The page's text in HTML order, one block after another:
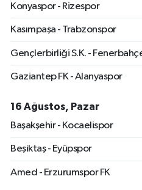
Konyaspor - Rizespor
Kasımpaşa - Trabzonspor
Gençlerbirliği S.K. -
Gaziantep FK - Alanyaspor
16 Ağustos, Pazar
Başakşehir - Kocaelispor
Beşiktaş - Eyüpspor
Amed - Erzurumspor FK